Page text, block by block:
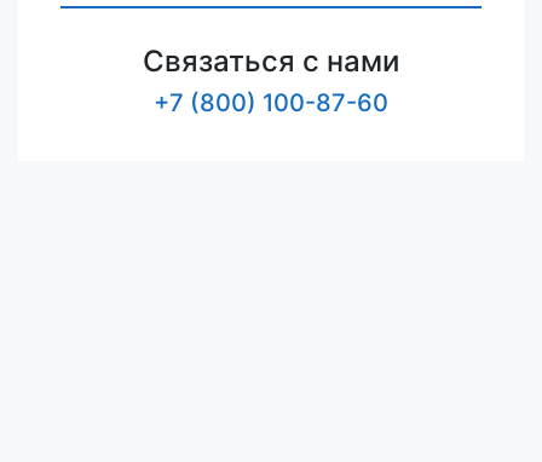
Связаться с нами
+7 (800) 100-87-60